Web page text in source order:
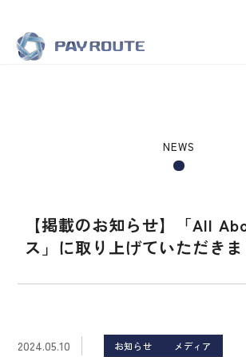
【掲載のお知らせ】「All
ス」に取り上げていただきま
NEWS
2024.05.10 お知らせ メディア